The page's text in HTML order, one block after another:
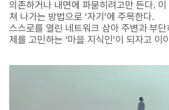
의존하거나 내면에 파묻히려고만 든다. 이
쳐 나가는 방법으로 ‘자기’에 주목한다.
스스로를 열린 네트워크 삼아 주변과 부
제를 고민하는 ‘마을 지식인’이 되자고 이